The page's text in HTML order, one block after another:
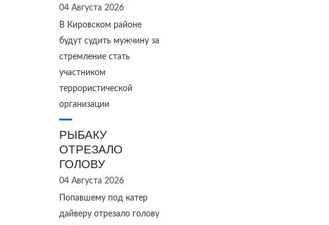
04 Августа 2026
В Кировском районе
будут судить мужчину за
стремление стать
участником
террористической
организации
РЫБАКУ
ОТРЕЗАЛО
ГОЛОВУ
04 Августа 2026
Попавшему под катер
дайверу отрезало голову